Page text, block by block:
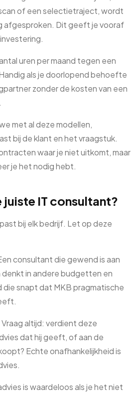
of een selectietraject, wordt
afgesproken. Dit geeft je vooraf
uren per maand tegen een
als je doorlopend behoefte
zonder de kosten van een
met al deze modellen,
bij de klant en het vraagstuk.
waar je niet uitkomt, maar
je het nodig hebt.
juiste IT consultant?
bij elk bedrijf. Let op deze
consultant die gewend is aan
in andere budgetten en
die snapt dat MKB pragmatische
Vraag altijd: verdient deze
dat hij geeft, of aan de
Echte onafhankelijkheid is
is waardeloos als je het niet